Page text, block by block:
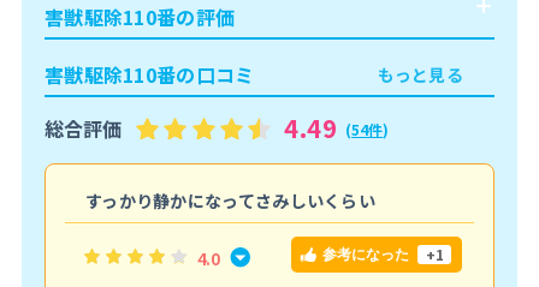
害獣駆除110番の評価
害獣駆除110番の口コミ
もっと見る
総合評価 4.49 (54件)
すっかり静かになってさみしいくらい
4.0 参考になった +1